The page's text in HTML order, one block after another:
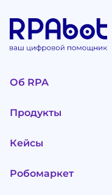
Об RPA
Продукты
Кейсы
Робомаркет